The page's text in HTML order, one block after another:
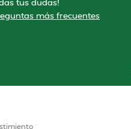
tus dudas!
más frecuentes